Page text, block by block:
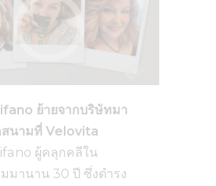
ย้ายจากบริษัทมา
นามที่ Velovita
ผู้คลุกคลีใน
มานาน 30 ปี ซึ่งดำรง